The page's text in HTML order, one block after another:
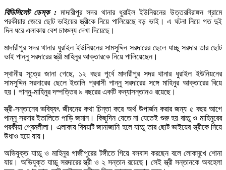
বিডিসিলেট ডেস্ক : মাদারীপুর সদর থানার ধুরাইল ইউনিয়নের উত্তরবিরাঙ্গন গ্রামে
পরকীয়ার জেরে ছোট ভাইয়ের স্ত্রীকে নিয়ে পালিয়েছে বড় ভাই। এ ঘটনা নিয়ে গত দুই
দিন ধরে এলাকায় বেশ চাঞ্চল্য দেখা দিয়েছে।
মাদারীপুর সদর থানার ধুরাইল ইউনিয়নের সামসুদ্দিন সরদারের ছেলে যাচ্চু সরদার তার ছোট
ভাই পান্নু সরদারের স্ত্রী মাহিনুর আক্তারকে নিয়ে পালিয়েছেন।
স্থানীয় সূত্রে জানা গেছে, ১২ বছর পূর্বে মাদারীপুর সদর থানার ধুরাইল ইউনিয়নের
সামসুদ্দিন সরদারের ছেলে ইতালি প্রবাসী পান্নু সরদারের সঙ্গে মাহিনুর আক্তারের বিয়ে
হয়। পান্নু-মাহিনুর দম্পত্তির ৯ বছরের একটি কন্যাসন্তানও রয়েছে।
স্ত্রী-সন্তানের ভবিষ্যৎ জীবনের কথা চিন্তা করে অর্থ উপার্জন করার জন্য ৫ বছর আগে
পান্নু সরদার ইতালিতে পাড়ি জমান। কিছুদিন যেতে না যেতেই শুরু হয় বাচ্চু ও মাহিনুরের
পরকীয়া প্রেমলীলা। এলাকায় বিষয়টি জানাজানি হলে যাচ্চু তার ছোট ভাইয়ের স্ত্রীকে নিয়ে
উধাও হয়ে যায়।
অভিযুক্ত যাচ্চু ও মাহিনুর গাজীপুরের টঙ্গীতে গিয়ে বসবাস করছেন বলে লোকমুখে শোনা
যায়। অভিযুক্ত যাচ্চু সরদারের স্ত্রী ও ২ সন্তান রয়েছে। সেই স্ত্রী সন্তানকে অবহেলা